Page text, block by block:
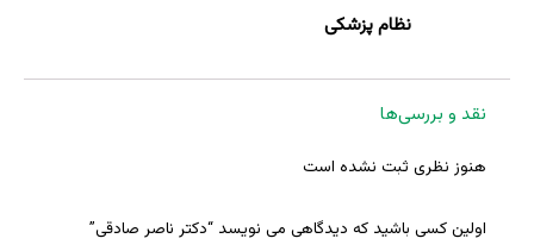
نظام پزشکی
نقد و بررسی‌ها
هنوز نظری ثبت نشده است
اولین کسی باشید که دیدگاهی می نویسد “دکتر ناصر صادقی”